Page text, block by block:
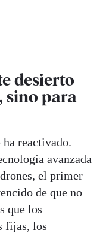
desierto
sino para
reactivado.
avanzada
el primer
de que no
que los
fijas, los